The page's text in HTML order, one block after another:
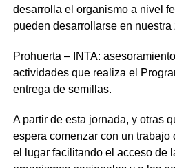
desarrolla el organismo a nivel
pueden desarrollarse en nuestra
Prohuerta – INTA:
actividades que realiza el
entrega de semillas.
A partir de esta jornada, y otras
espera comenzar con un trabajo
el lugar facilitando el acceso de